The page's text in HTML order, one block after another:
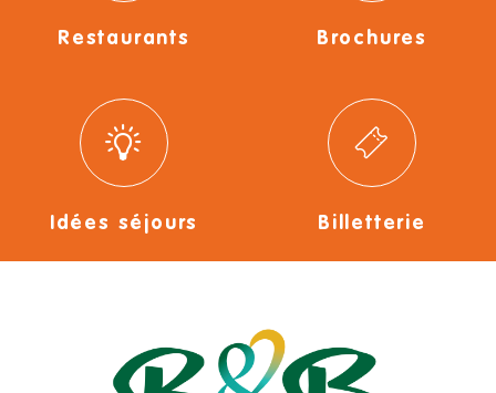
Restaurants Brochures
Idées séjours Billetterie